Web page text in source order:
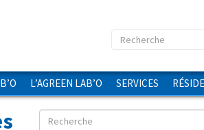
L’AGREEN LAB’O SERVICES